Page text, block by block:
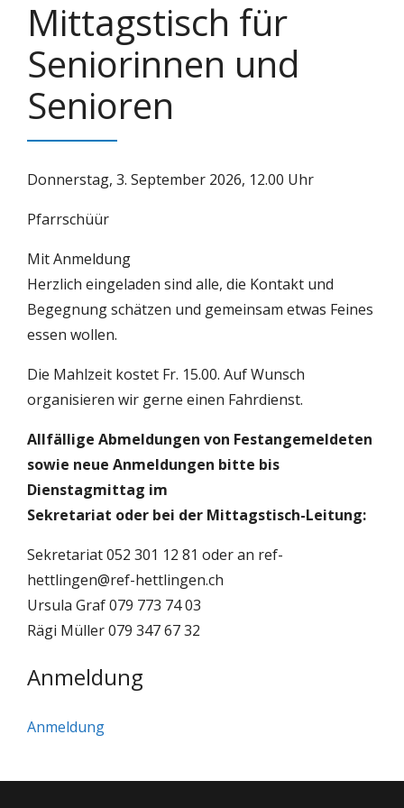
Mittagstisch für
Seniorinnen und
Senioren
Donnerstag, 3. September 2026, 12.00 Uhr
Pfarrschüür
Mit Anmeldung
Herzlich eingeladen sind alle, die Kontakt und
Begegnung schätzen und gemeinsam etwas Feines
essen wollen.
Die Mahlzeit kostet Fr. 15.00. Auf Wunsch
organisieren wir gerne einen Fahrdienst.
Allfällige Abmeldungen von Festangemeldeten
sowie neue Anmeldungen bitte bis
Dienstagmittag im
Sekretariat oder bei der Mittagstisch-Leitung:
Sekretariat 052 301 12 81 oder an ref-
hettlingen@ref-hettlingen.ch
Ursula Graf 079 773 74 03
Rägi Müller 079 347 67 32
Anmeldung
Anmeldung